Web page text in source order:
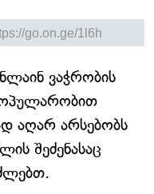
ვაჭრობის
აღარ არსებობს
შეძენასაც